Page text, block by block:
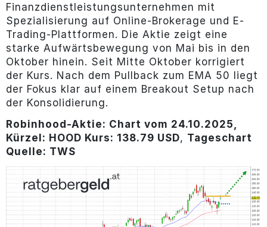
Finanzdienstleistungsunternehmen mit
Spezialisierung auf Online-Brokerage und E-
Trading-Plattformen. Die Aktie zeigt eine
starke Aufwärtsbewegung von Mai bis in den
Oktober hinein. Seit Mitte Oktober korrigiert
der Kurs. Nach dem Pullback zum EMA 50 liegt
der Fokus klar auf einem Breakout Setup nach
der Konsolidierung.
Robinhood-Aktie: Chart vom 24.10.2025,
Kürzel: HOOD Kurs: 138.79 USD, Tageschart
Quelle: TWS